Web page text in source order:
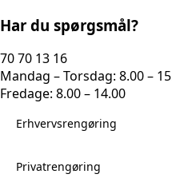
Har du spørgsmål?
70 70 13 16
Mandag – Torsdag: 8.00 –
Fredage: 8.00 – 14.00
Erhvervsrengøring
Privatrengøring